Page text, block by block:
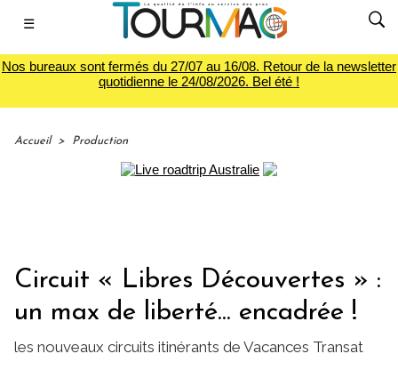
☰
Nos bureaux sont fermés du 27/07 au 16/08. Retour de la newsletter
quotidienne le 24/08/2026. Bel été !
Accueil > Production
Circuit « Libres Découvertes » :
un max de liberté... encadrée !
les nouveaux circuits itinérants de Vacances Transat